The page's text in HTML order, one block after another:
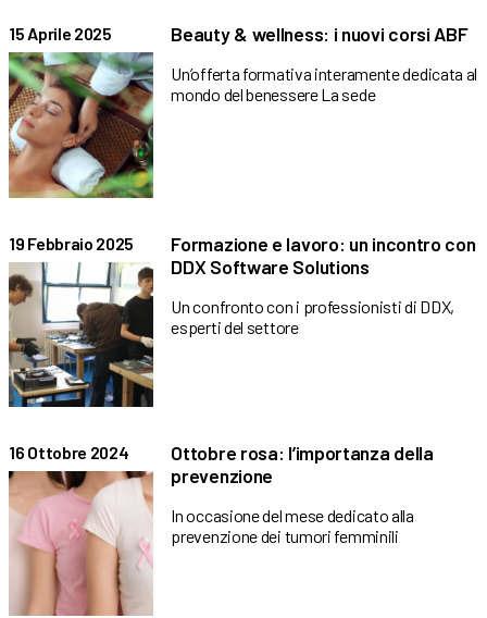
15 Aprile 2025 Beauty & wellness: i nuovi corsi ABF
Un’offerta formativa interamente dedicata al
mondo del benessere La sede
19 Febbraio 2025
Formazione e lavoro: un incontro con
DDX Software Solutions
Un confronto con i professionisti di DDX,
esperti del settore
16 Ottobre 2024
Ottobre rosa: l’importanza della
prevenzione
In occasione del mese dedicato alla
prevenzione dei tumori femminili